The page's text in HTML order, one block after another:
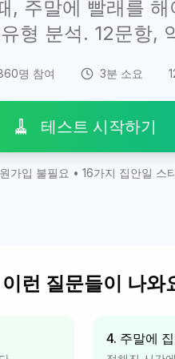
, 주말에 빨래를
형 분석. 12문항,
명 참여 3분 소요
🧹 테스트 시작하기
가입 불필요 • 16가지 집안일 스
이런 질문들이 나와
4. 주말에